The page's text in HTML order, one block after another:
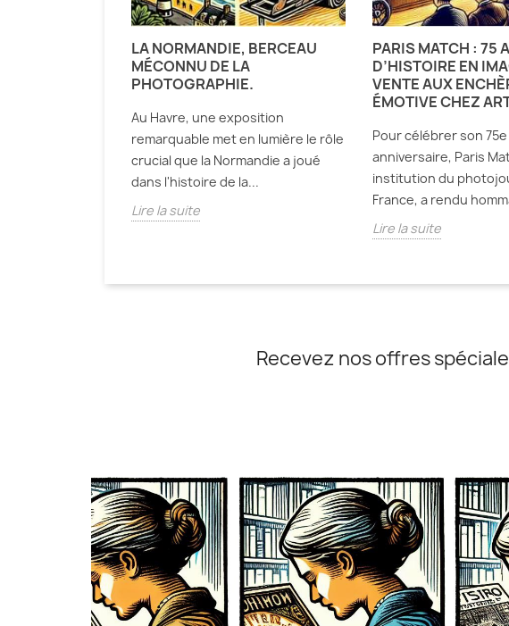
LA NORMANDIE, BERCEAU
MÉCONNU DE LA
PHOTOGRAPHIE.
Au Havre, une exposition
remarquable met en lumière le rôle
crucial que la Normandie a joué
dans l'histoire de la...
Lire la suite
PARIS MATCH : 75
D’HISTOIRE EN
VENTE AUX
ÉMOTIVE CHEZ
Pour célébrer son 75e
anniversaire, Paris
institution du
France, a rendu
Lire la suite
Recevez nos offres